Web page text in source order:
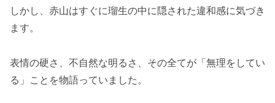
しかし、赤山はすぐに瑠生の中に隠された違和感に気づき
ます。
表情の硬さ、不自然な明るさ、その全てが「無理をしてい
る」ことを物語っていました。